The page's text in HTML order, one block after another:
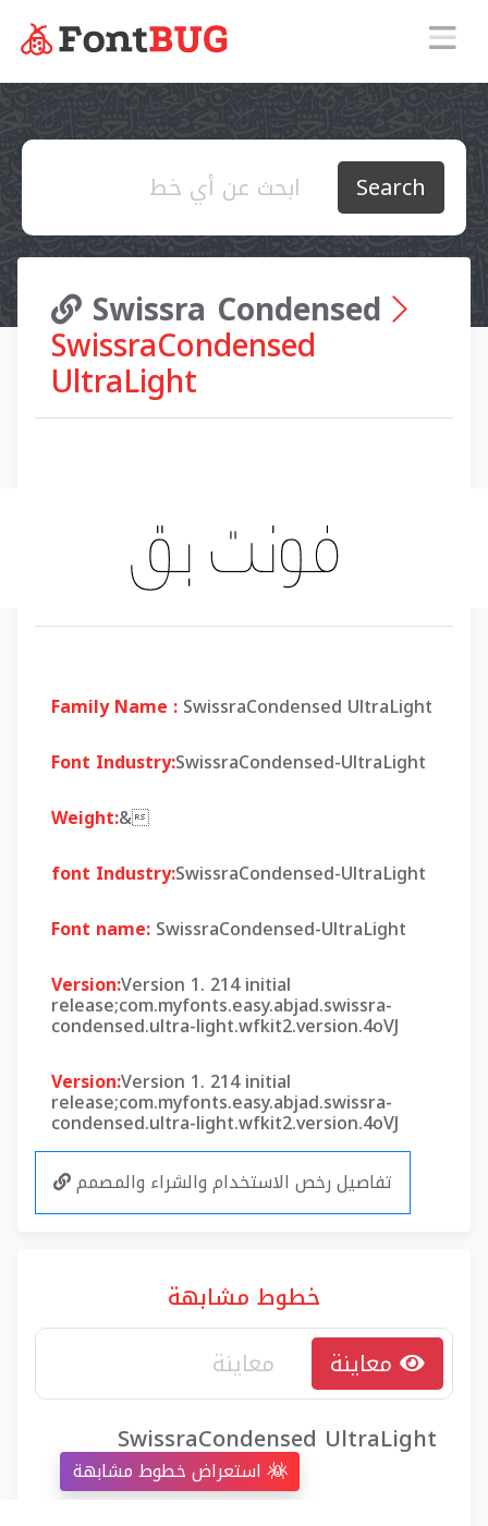
Search
Swissra Condensed
SwissraCondensed
UltraLight
Family Name :SwissraCondensed UltraLight
Font Industry:SwissraCondensed-UltraLight
Weight:&
font Industry:SwissraCondensed-UltraLight
Font name:SwissraCondensed-UltraLight
Version:Version 1. 214 initial
release;com.myfonts.easy.abjad.swissra-
condensed.ultra-light.wfkit2.version.4oVJ
Version:Version 1. 214 initial
release;com.myfonts.easy.abjad.swissra-
condensed.ultra-light.wfkit2.version.4oVJ
تفاصيل رخص الاستخدام والشراء والمصمم
خطوط مشابهة
SwissraCondensed UltraLight